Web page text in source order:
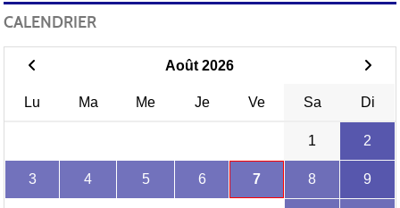
CALENDRIER
Août 2026
Lu Ma Me Je Ve Sa Di
1 2
3 4 5 6 7 8 9